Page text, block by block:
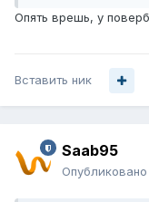
Опять врешь, у
Вставить ник
Saab95
Опубликовано